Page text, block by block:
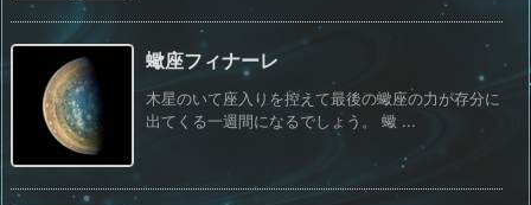
蠍座フィナーレ
木星のいて座入りを控えて最後の蠍座の力が存分に
出てくる一週間になるでしょう。 蠍 ...